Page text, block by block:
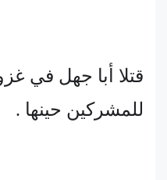
قتلا أبا جهل في
للمشركين حينها .